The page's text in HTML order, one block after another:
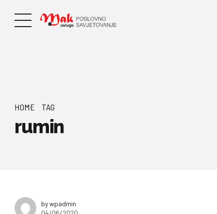
HOME TAG
rumin
by wpadmin